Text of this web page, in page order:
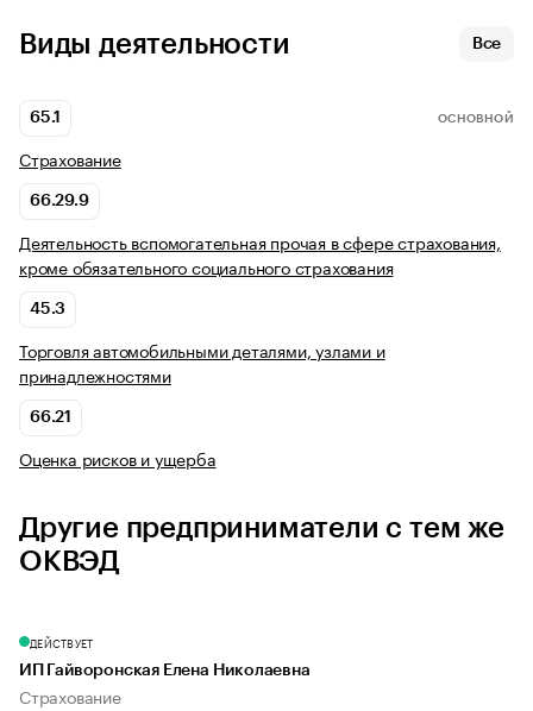
Виды деятельности Все
65.1 ОСНОВНОЙ
Страхование
66.29.9
Деятельность вспомогательная прочая в сфере страхования,
кроме обязательного социального страхования
45.3
Торговля автомобильными деталями, узлами и
принадлежностями
66.21
Оценка рисков и ущерба
Другие предприниматели с тем же
ОКВЭД
ДЕЙСТВУЕТ
ИП Гайворонская Елена Николаевна
Страхование